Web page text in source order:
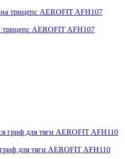
трицепс AEROFIT AFH107
для тяги AEROFIT AFH110